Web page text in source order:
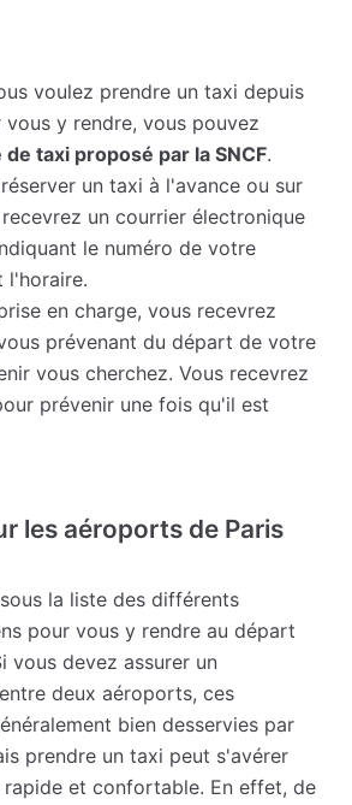
voulez prendre un taxi depuis
vous y rendre, vous pouvez
taxi proposé par la SNCF.
un taxi à l'avance ou sur
un courrier électronique
le numéro de votre
l'horaire.
en charge, vous recevrez
prévenant du départ de votre
vous cherchez. Vous recevrez
prévenir une fois qu'il est
les aéroports de Paris
la liste des différents
pour vous y rendre au départ
vous devez assurer un
deux aéroports, ces
bien desservies par
prendre un taxi peut s'avérer
rapide et confortable. En effet, de